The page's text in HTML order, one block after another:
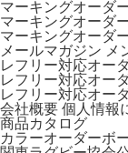
マーキングオーダ
マーキングオーダ
マーキングオーダ
メールマガジン メ
レフリー対応オー
レフリー対応オー
レフリー対応オー
会社概要 個人情報
商品カタログ
カラーオーダーボ